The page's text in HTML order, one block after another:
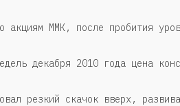
акциям ММК, после пробития
декабря 2010 года цена
резкий скачок вверх,